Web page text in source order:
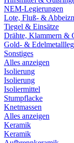
NEM-Legierungen
Lote, Fluß- &
Tiegel & Einsätze
Drähte, Klammern &
Gold- &
Sonstiges
Alles anzeigen
Isolierung
Isolierung
Isoliermittel
Stumpflacke
Knetmassen
Alles anzeigen
Keramik
Keramik